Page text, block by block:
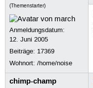
(Themenstarter)
Anmeldungsdatum:
12. Juni 2005
Beiträge: 17369
Wohnort: /home/noise
chimp-champ